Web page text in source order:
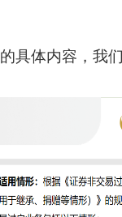
的具体内容，我